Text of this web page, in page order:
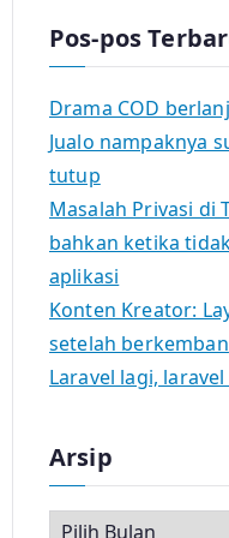
Pos-pos
Drama COD
Jualo nampaknya
tutup
Masalah Privasi di
bahkan ketika
aplikasi
Konten Kreator:
setelah
Laravel lagi,
Arsip